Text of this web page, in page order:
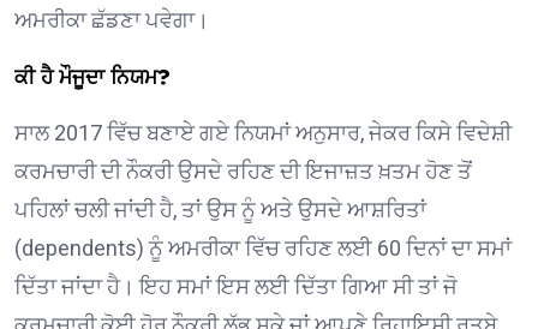
ਅਮਰੀਕਾ ਛੱਡਣਾ ਪਵੇਗਾ।
ਕੀ ਹੈ ਮੌਜੂਦਾ ਨਿਯਮ?
ਸਾਲ 2017 ਵਿੱਚ ਬਣਾਏ ਗਏ ਨਿਯਮਾਂ ਅਨੁਸਾਰ, ਜੇਕਰ ਕਿਸੇ ਵਿਦੇਸ਼ੀ
ਕਰਮਚਾਰੀ ਦੀ ਨੌਕਰੀ ਉਸਦੇ ਰਹਿਣ ਦੀ ਇਜਾਜ਼ਤ ਖ਼ਤਮ ਹੋਣ ਤੋਂ
ਪਹਿਲਾਂ ਚਲੀ ਜਾਂਦੀ ਹੈ, ਤਾਂ ਉਸ ਨੂੰ ਅਤੇ ਉਸਦੇ ਆਸ਼ਰਿਤਾਂ
(dependents) ਨੂੰ ਅਮਰੀਕਾ ਵਿੱਚ ਰਹਿਣ ਲਈ 60 ਦਿਨਾਂ ਦਾ ਸਮਾਂ
ਦਿੱਤਾ ਜਾਂਦਾ ਹੈ। ਇਹ ਸਮਾਂ ਇਸ ਲਈ ਦਿੱਤਾ ਗਿਆ ਸੀ ਤਾਂ ਜੋ